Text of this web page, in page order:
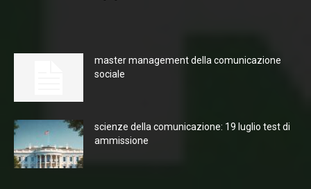
master management della comunicazione
sociale
scienze della comunicazione: 19 luglio test di
ammissione